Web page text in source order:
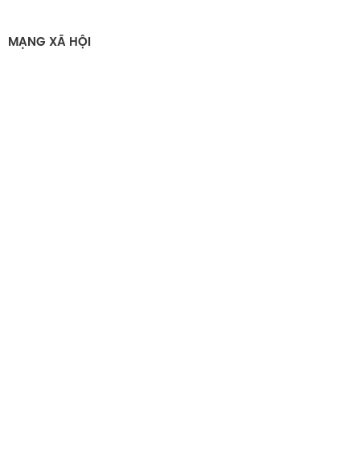
MẠNG XÃ HỘI